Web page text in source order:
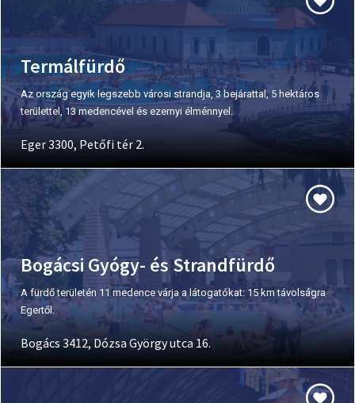
Termálfürdő
Az ország egyik legszebb városi strandja, 3 bejárattal, 5 hektáros
területtel, 13 medencével és ezernyi élménnyel.
Eger 3300, Petőfi tér 2.
Bogácsi Gyógy- és Strandfürdő
A fürdő területén 11 medence várja a látogatókat: 15 km távolságra
Egertől.
Bogács 3412, Dózsa György utca 16.